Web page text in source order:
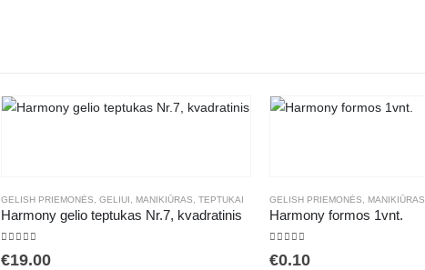
,PRIEDAI GELINIAM LAKAVIMUI
GELISH PRIEMONĖS GELIUI MANIKIŪRAS TEPTUKAI
Harmony gelio teptukas Nr.7, kvadratinis
€19.00
GELISH PRIEMONĖS MANIKIŪRAS
Harmony formos 1vnt.
€0.10